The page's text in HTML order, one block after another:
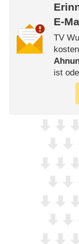
E-
TV
ist